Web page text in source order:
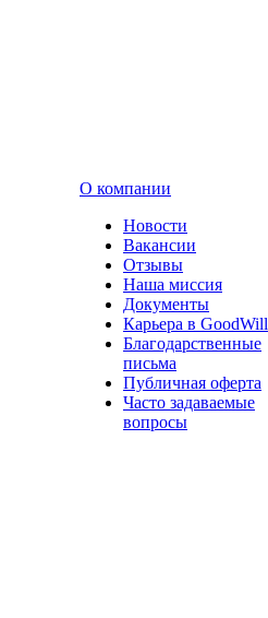
О компании
Новости
Вакансии
Отзывы
Наша миссия
Документы
Карьера в GoodWill
Благодарственные
письма
Публичная оферта
Часто задаваемые
вопросы